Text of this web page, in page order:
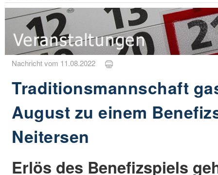
Nachricht vom 11.08.2022
Traditionsmannschaft
August zu einem
Neitersen
Erlös des Benefizspiels